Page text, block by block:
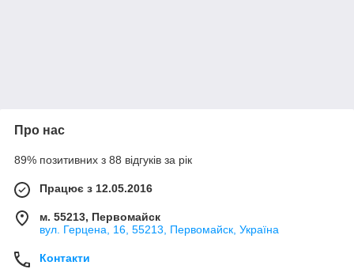
Про нас
89% позитивних з 88 відгуків за рік
Працює з 12.05.2016
м. 55213, Первомайск
вул. Герцена, 16, 55213, Первомайск, Україна
Контакти